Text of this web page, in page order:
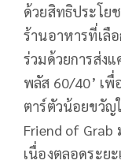
ด้วยสิทธิประโย
ร้านอาหารที่เลือ
ร่วมด้วยการส่ง
พลัส 60/40’ เ
ตาร์ตัวน้อยขวัญ
Friend of
เนื่องตลอดระย